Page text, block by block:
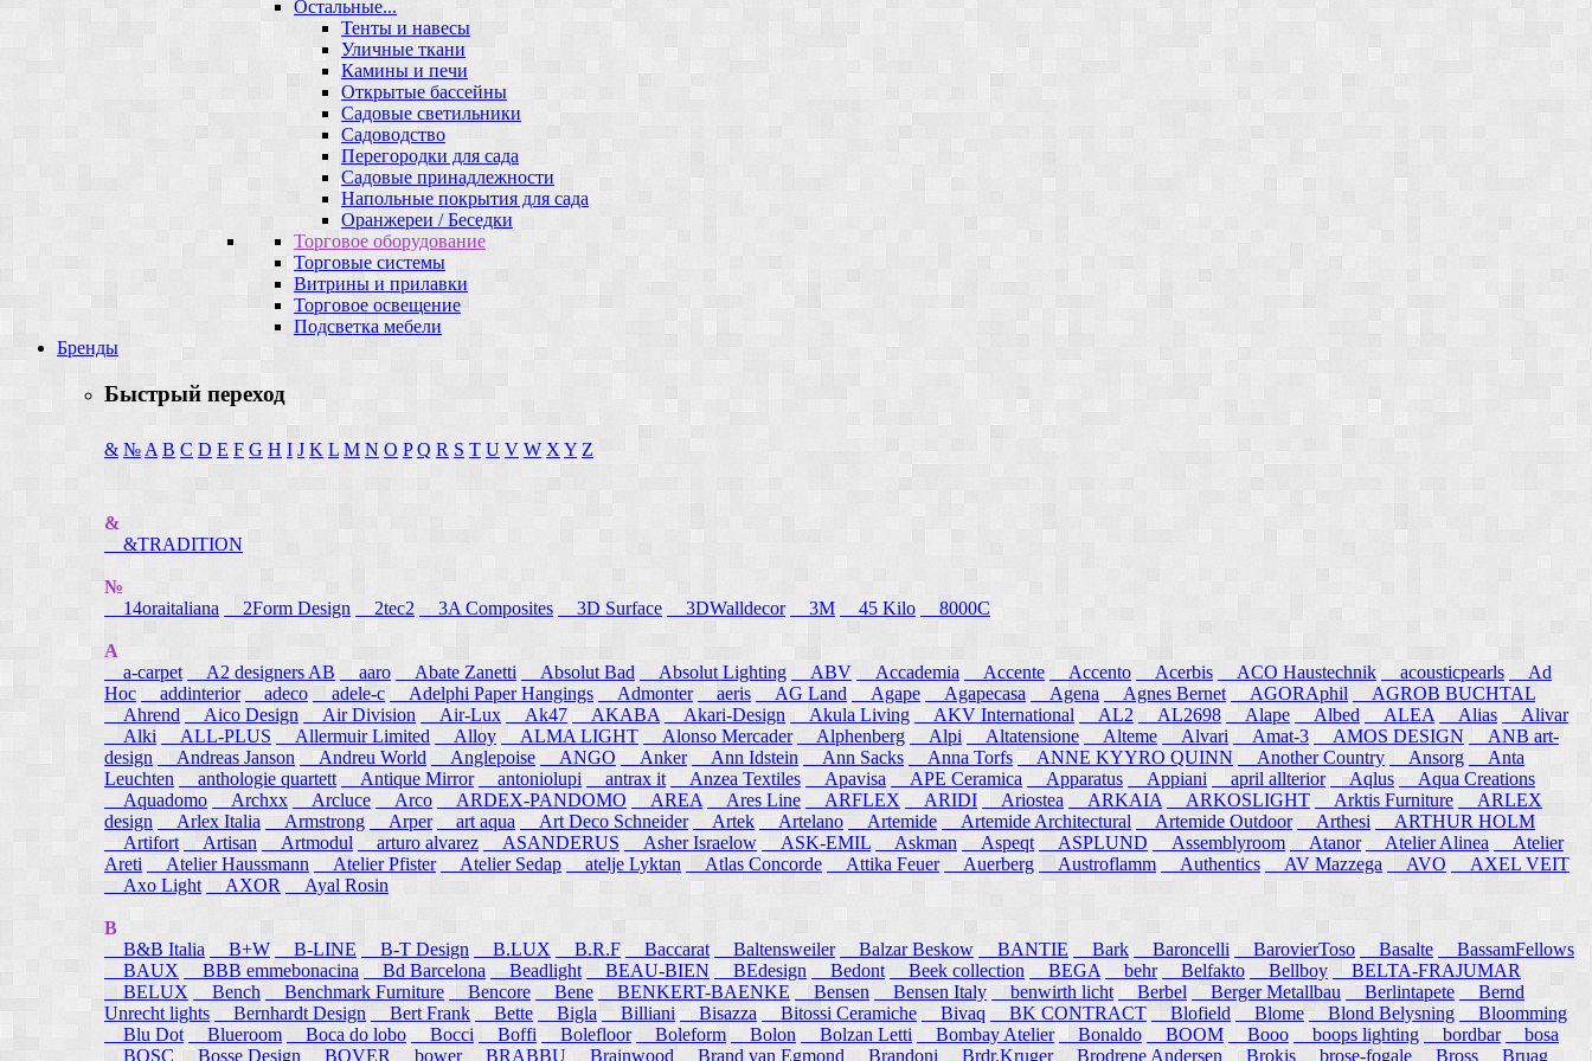
Остальные...
Тенты и навесы
Уличные ткани
Камины и печи
Открытые бассейны
Садовые светильники
Садоводство
Перегородки для сада
Садовые принадлежности
Напольные покрытия для сада
Оранжереи / Беседки
Торговое оборудование
Торговые системы
Витрины и прилавки
Торговое освещение
Подсветка мебели
Бренды
Быстрый переход
& № A B C D E F G H I J K L M N O P Q R S T U V W X Y Z
&
&TRADITION
№
14oraitaliana
2Form Design 2tec2 3A Composites 3D Surface 3DWalldecor 3M 45 Kilo 8000C
A
a-carpet
A2 designers AB aaro Abate Zanetti Absolut Bad Absolut Lighting ABV Accademia Accente Accento Acerbis ACO Haustechnik acousticpearls
Ad
Hoc
addinterior adeco adele-c Adelphi Paper Hangings Admonter aeris AG Land Agape Agapecasa Agena Agnes Bernet AGORAphil
AGROB BUCHTAL
Ahrend
Aico Design Air Division Air-Lux Ak47 AKABA Akari-Design Akula Living AKV International AL2 AL2698 Alape Albed ALEA Alias
Alivar
Alki
ALL-PLUS Allermuir Limited Alloy ALMA LIGHT Alonso Mercader Alphenberg Alpi Altatensione Alteme Alvari Amat-3 AMOS DESIGN
ANB art-
design
Andreas Janson Andreu World Anglepoise ANGO Anker Ann Idstein Ann Sacks Anna Torfs ANNE KYYRO QUINN Another Country Ansorg
Anta
Leuchten
anthologie quartett Antique Mirror antoniolupi antrax it Anzea Textiles Apavisa APE Ceramica Apparatus Appiani april allterior Aqlus Aqua Creations
Aquadomo
Archxx Arcluce Arco ARDEX-PANDOMO AREA Ares Line ARFLEX ARIDI Ariostea ARKAIA ARKOSLIGHT Arktis Furniture
ARLEX
design
Arlex Italia Armstrong Arper art aqua Art Deco Schneider Artek Artelano Artemide Artemide Architectural Artemide Outdoor Arthesi
ARTHUR HOLM
Artifort
Artisan Artmodul arturo alvarez ASANDERUS Asher Israelow ASK-EMIL Askman Aspeqt ASPLUND Assemblyroom Atanor Atelier Alinea
Atelier
Areti
Atelier Haussmann Atelier Pfister Atelier Sedap atelje Lyktan Atlas Concorde Attika Feuer Auerberg Austroflamm Authentics AV Mazzega AVO
AXEL VEIT
Axo Light
AXOR Ayal Rosin
B
B&B Italia
B+W B-LINE B-T Design B.LUX B.R.F Baccarat Baltensweiler Balzar Beskow BANTIE Bark Baroncelli BarovierToso Basalte
BassamFellows
BAUX
BBB emmebonacina Bd Barcelona Beadlight BEAU-BIEN BEdesign Bedont Beek collection BEGA behr Belfakto Bellboy
BELTA-FRAJUMAR
BELUX
Bench Benchmark Furniture Bencore Bene BENKERT-BAENKE Bensen Bensen Italy benwirth licht Berbel Berger Metallbau Berlintapete
Bernd
Unrecht lights
Bernhardt Design Bert Frank Bette Bigla Billiani Bisazza Bitossi Ceramiche Bivaq BK CONTRACT Blofield Blome Blond Belysning
Bloomming
Blu Dot
Blueroom Boca do lobo Bocci Boffi Bolefloor Boleform Bolon Bolzan Letti Bombay Atelier Bonaldo BOOM Booo boops lighting bordbar
bosa
BOSC Bosse Design BOVER bower BRABBU Brainwood Brand van Egmond Brandoni Brdr.Kruger Brodrene Andersen Brokis brose-fogale Bross Bruag